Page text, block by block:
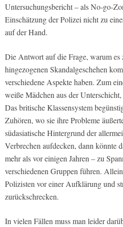
Untersuchungsbericht – als No-go-
Einschätzung der Polizei nicht zu
auf der Hand.
Die Antwort auf die Frage, warum es
hingezogenen Skandalgeschehen
verschiedene Aspekte haben. Zum
weiße Mädchen aus der
Das britische Klassensystem
Zuhören, wo sie ihre Probleme
südasiatische Hintergrund der
Verbrechen aufdecken, dann könnte
mehr als vor einigen Jahren – zu
verschiedenen Gruppen führen.
Polizisten vor einer Aufklärung und
zurückschrecken.
In vielen Fällen muss man leider